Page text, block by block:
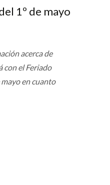
1º de mayo
acerca de
con el Feriado
en cuanto